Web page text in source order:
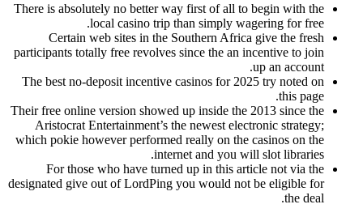
There is absolutely no better way first of all to begin with the
local casino trip than simply wagering for free.
Certain web sites in the Southern Africa give the fresh
participants totally free revolves since the an incentive to join
up an account.
The best no-deposit incentive casinos for 2025 try noted on
this page.
Their free online version showed up inside the 2013 since the
Aristocrat Entertainment’s the newest electronic strategy;
which pokie however performed really on the casinos on the
internet and you will slot libraries.
For those who have turned up in this article not via the
designated give out of LordPing you would not be eligible for
the deal.